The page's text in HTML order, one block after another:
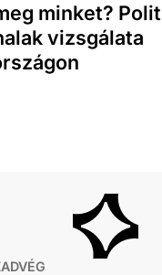
minket?
vizsgálata